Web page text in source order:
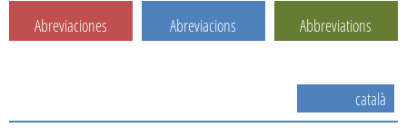
Abreviaciones Abreviacions Abbreviations
català